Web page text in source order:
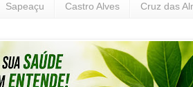
Sapeaçu Castro Alves Cruz das